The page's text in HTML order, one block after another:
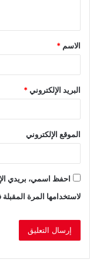
ق
*
الاسم *
البريد الإلكتروني*
الموقع الإلكتروني
احفظ اسمي، بريدي
لاستخدامها المرة